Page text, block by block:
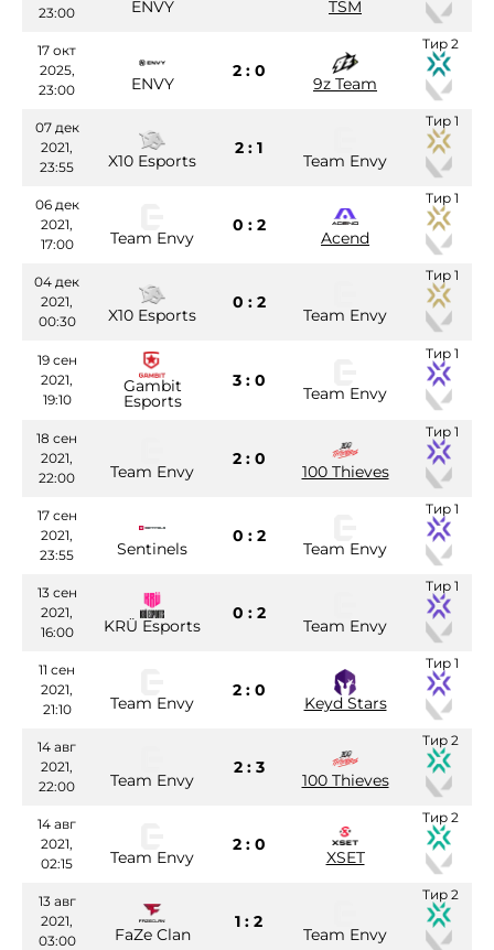
23:00
ENVY TSM
17 окт
2025,
23:00
ENVY
2 : 0
9z Team
Тир 2
07 дек
2021,
23:55
X10 Esports
2 : 1
Team Envy
Тир 1
06 дек
2021,
17:00
Team Envy
0 : 2
Acend
Тир 1
04 дек
2021,
00:30
X10 Esports
0 : 2
Team Envy
Тир 1
19 сен
2021,
19:10
Gambit
Esports
3 : 0
Team Envy
Тир 1
18 сен
2021,
22:00
Team Envy
2 : 0
100 Thieves
Тир 1
17 сен
2021,
23:55
Sentinels
0 : 2
Team Envy
Тир 1
13 сен
2021,
16:00
KRÜ Esports
0 : 2
Team Envy
Тир 1
11 сен
2021,
21:10
Team Envy
2 : 0
Keyd Stars
Тир 1
14 авг
2021,
22:00
Team Envy
2 : 3
100 Thieves
Тир 2
14 авг
2021,
02:15
Team Envy
2 : 0
XSET
Тир 2
13 авг
2021,
03:00
FaZe Clan
1 : 2
Team Envy
Тир 2